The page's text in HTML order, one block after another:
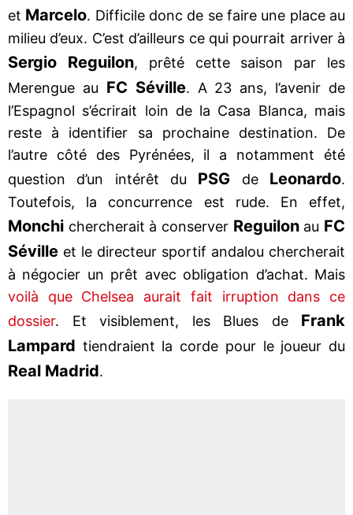
et Marcelo. Difficile donc de se faire une place au
milieu d’eux. C’est d’ailleurs ce qui pourrait arriver à
Sergio Reguilon, prêté cette saison par les
Merengue au FC Séville. A 23 ans, l’avenir de
l’Espagnol s’écrirait loin de la Casa Blanca, mais
reste à identifier sa prochaine destination. De
l’autre côté des Pyrénées, il a notamment été
question d’un intérêt du PSG de Leonardo.
Toutefois, la concurrence est rude. En effet,
Monchi chercherait à conserver Reguilonau FC
Séville et le directeur sportif andalou chercherait
à négocier un prêt avec obligation d’achat. Mais
voilà que Chelsea aurait fait irruption dans ce
dossier. Et visiblement, les Blues de Frank
Lampard tiendraient la corde pour le joueur du
Real Madrid.